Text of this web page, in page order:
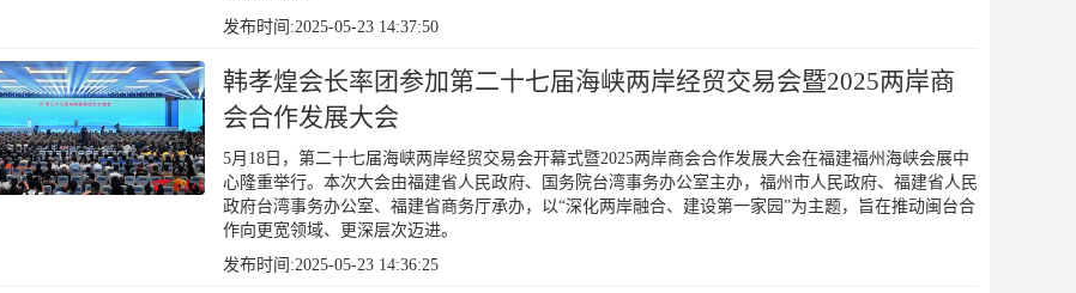
发布时间:2025-05-23 14:37:50
韩孝煌会长率团参加第二十七届海峡两岸经贸交易会暨2025两岸商
会合作发展大会
5月18日，第二十七届海峡两岸经贸交易会开幕式暨2025两岸商会合作发展大会在福建福州海峡会展中
心隆重举行。本次大会由福建省人民政府、国务院台湾事务办公室主办，福州市人民政府、福建省人民
政府台湾事务办公室、福建省商务厅承办，以“深化两岸融合、建设第一家园”为主题，旨在推动闽台合
作向更宽领域、更深层次迈进。
发布时间:2025-05-23 14:36:25